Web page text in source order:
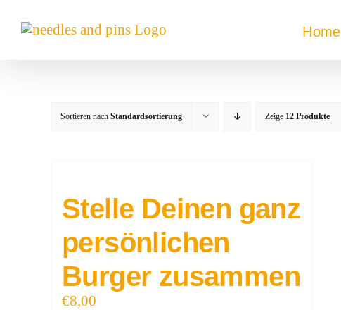
Inhalt
springen
Home
Sortieren nach Standardsortierung Zeige 12 Produkte
Stelle Deinen ganz
persönlichen
Burger zusammen
€8,00